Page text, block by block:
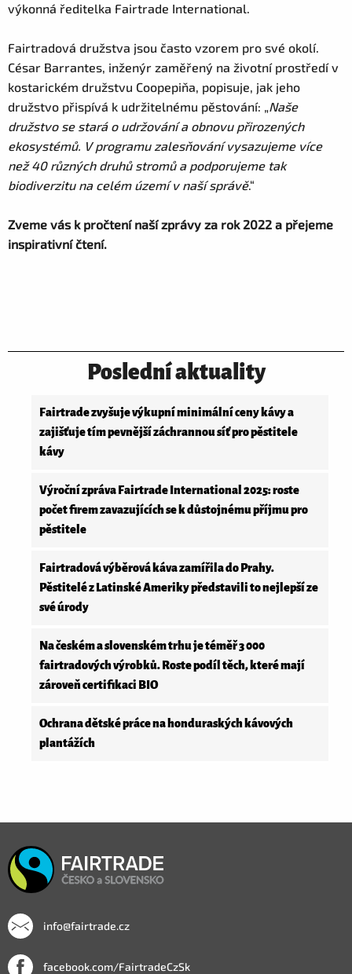
Poslední aktuality
Fairtrade zvyšuje výkupní minimální ceny kávy a
zajišťuje tím pevnější záchrannou síť pro pěstitele
kávy
Výroční zpráva Fairtrade International 2025: roste
počet firem zavazujících se k důstojnému příjmu pro
pěstitele
Fairtradová výběrová káva zamířila do Prahy.
Pěstitelé z Latinské Ameriky představili to nejlepší ze
své úrody
Na českém a slovenském trhu je téměř 3 000
fairtradových výrobků. Roste podíl těch, které mají
zároveň certifikaci BIO
Ochrana dětské práce na honduraských kávových
plantážích
výkonná ředitelka Fairtrade International.
Fairtradová družstva jsou často vzorem pro své okolí.
César Barrantes, inženýr zaměřený na životní prostředí v
kostarickém družstvu Coopepiňa, popisuje, jak jeho
družstvo přispívá k udržitelnému pěstování: „Naše
družstvo se stará o udržování a obnovu přirozených
ekosystémů. V programu zalesňování vysazujeme více
než 40 různých druhů stromů a podporujeme tak
biodiverzitu na celém území v naší správě.“
Zveme vás k pročtení naší zprávy za rok 2022 a přejeme
inspirativní čtení.
info@fairtrade.cz
facebook.com/FairtradeCzSk